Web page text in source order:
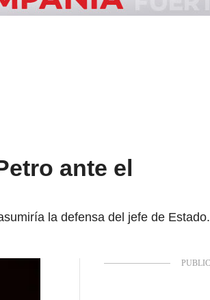
ante el
la defensa del jefe de Estado.